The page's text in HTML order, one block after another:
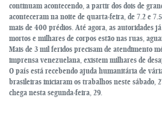
continuam acontecendo, a partir dos dois de
aconteceram na noite de quarta-feira, de 7.2 e
mais de 400 prédios. Até agora, as autoridades
mortos e milhares de corpos estão nas ruas,
Mais de 3 mil feridos precisam de atendimento
imprensa venezuelana, existem milhares de
O país está recebendo ajuda humanitária de
brasileiras iniciaram os trabalhos neste sábado,
chega nesta segunda-feira, 29.